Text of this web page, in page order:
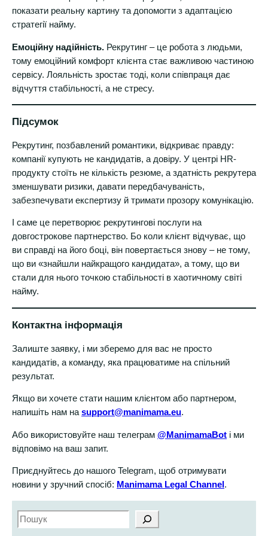
показати реальну картину та допомогти з адаптацією
стратегії найму.
Емоційну надійність. Рекрутинг – це робота з людьми,
тому емоційний комфорт клієнта стає важливою частиною
сервісу. Лояльність зростає тоді, коли співпраця дає
відчуття стабільності, а не стресу.
Підсумок
Рекрутинг, позбавлений романтики, відкриває правду:
компанії купують не кандидатів, а довіру. У центрі HR-
продукту стоїть не кількість резюме, а здатність рекрутера
зменшувати ризики, давати передбачуваність,
забезпечувати експертизу й тримати прозору комунікацію.
І саме це перетворює рекрутингові послуги на
довгострокове партнерство. Бо коли клієнт відчуває, що
ви справді на його боці, він повертається знову – не тому,
що ви «знайшли найкращого кандидата», а тому, що ви
стали для нього точкою стабільності в хаотичному світі
найму.
Контактна інформація
Залиште заявку, і ми зберемо для вас не просто
кандидатів, а команду, яка працюватиме на спільний
результат.
Якщо ви хочете стати нашим клієнтом або партнером,
напишіть нам на support@manimama.eu.
Або використовуйте наш телеграм @ManimamaBot і ми
відповімо на ваш запит.
Приєднуйтесь до нашого Telegram, щоб отримувати
новини у зручний спосіб: Manimama Legal Channel .
S
e